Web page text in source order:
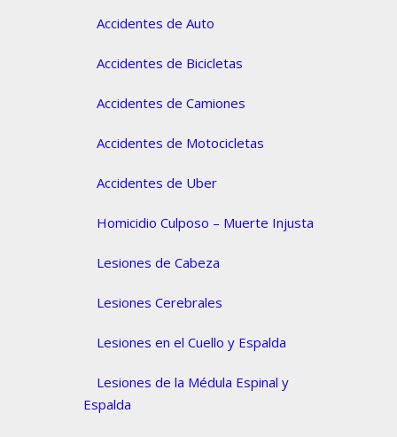
Accidentes de Auto
Accidentes de Bicicletas
Accidentes de Camiones
Accidentes de Motocicletas
Accidentes de Uber
Homicidio Culposo – Muerte Injusta
Lesiones de Cabeza
Lesiones Cerebrales
Lesiones en el Cuello y Espalda
Lesiones de la Médula Espinal y
Espalda